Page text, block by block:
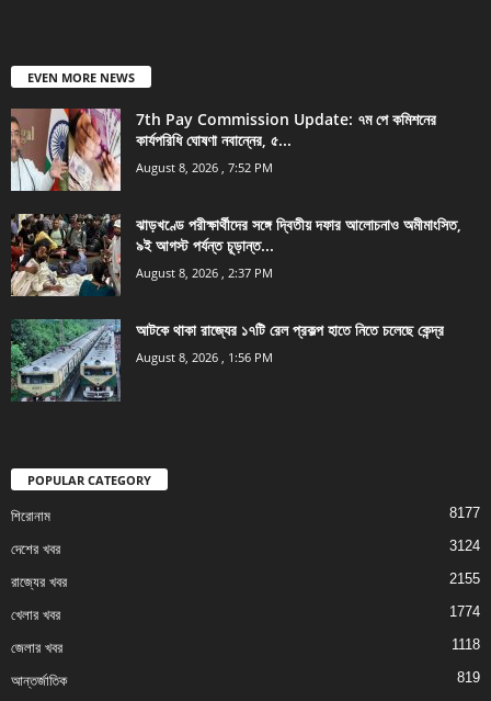
EVEN MORE NEWS
7th Pay Commission Update: ৭ম পে কমিশনের
কার্যপরিধি ঘোষণা নবান্নের, ৫...
August 8, 2026 , 7:52 PM
ঝাড়খণ্ডে পরীক্ষার্থীদের সঙ্গে দ্বিতীয় দফার আলোচনাও অমীমাংসিত,
৯ই আগস্ট পর্যন্ত চূড়ান্ত...
August 8, 2026 , 2:37 PM
আটকে থাকা রাজ্যের ১৭টি রেল প্রকল্প হাতে নিতে চলেছে কেন্দ্র
August 8, 2026 , 1:56 PM
POPULAR CATEGORY
শিরোনাম 8177
দেশের খবর 3124
রাজ্যের খবর 2155
খেলার খবর 1774
জেলার খবর 1118
আন্তর্জাতিক 819